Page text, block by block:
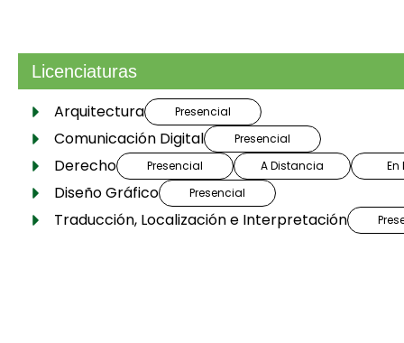
Licenciaturas
Arquitectura Presencial
Comunicación Digital Presencial
Derecho Presencial A Distancia En
Diseño Gráfico Presencial
Traducción, Localización e Interpretación